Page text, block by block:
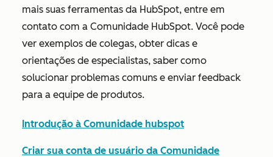
mais suas ferramentas da HubSpot, entre em
contato com a Comunidade HubSpot. Você pode
ver exemplos de colegas, obter dicas e
orientações de especialistas, saber como
solucionar problemas comuns e enviar feedback
para a equipe de produtos.
Introdução à Comunidade hubspot
Criar sua conta de usuário da Comunidade